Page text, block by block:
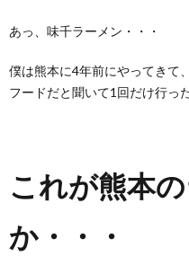
あっ、味千ラーメン・・・
僕は熊本に4年前にやってきて
フードだと聞いて1回だけ行っ
これが熊本
か・・・